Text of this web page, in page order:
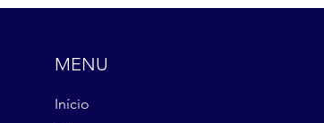
MENU
Início